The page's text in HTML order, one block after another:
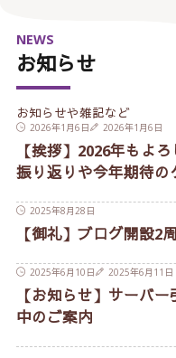
お知らせ
NEWS
お知らせや雑記など
2026年1月6日 2026年1月6日
【挨拶】2026年もよ
振り返りや今年期待
2025年8月28日
【御礼】ブログ開設
2025年6月10日 2025年6月11日
【お知らせ】サーバ
中のご案内